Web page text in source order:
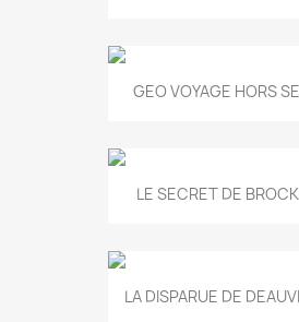
GEO VOYAGE HORS
LE SECRET DE
LA DISPARUE DE